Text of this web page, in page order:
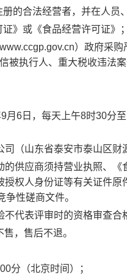
的合法经营者，并在人员
》或《食品经营许可证》
）政府采
被执行人、重大税收违法
9月6日 ，每天上午8时30分至
司 （山东省泰安市泰山区财
供应商须持营业执照、
授权人身份证等有关证件原
争性磋商文件。
不代表评审时的资格审查合
， 售后不退。
分 （北京时间）；